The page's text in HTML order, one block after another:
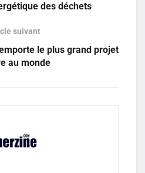
des déchets
suivant
le plus grand projet
au monde